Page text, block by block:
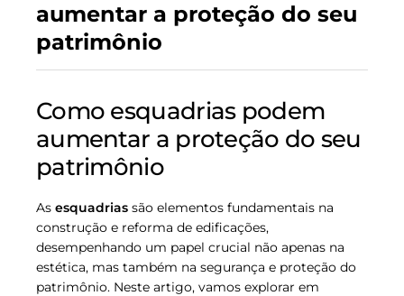
aumentar a proteção do seu
patrimônio
Como esquadrias podem
aumentar a proteção do seu
patrimônio
As esquadrias são elementos fundamentais na
construção e reforma de edificações,
desempenhando um papel crucial não apenas na
estética, mas também na segurança e proteção do
patrimônio. Neste artigo, vamos explorar em